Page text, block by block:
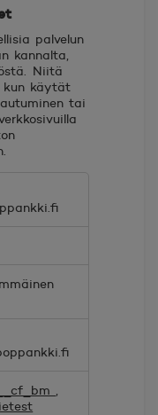
palvelun
kannalta,
Niitä
kun käytät
tai
__cf_bm ,